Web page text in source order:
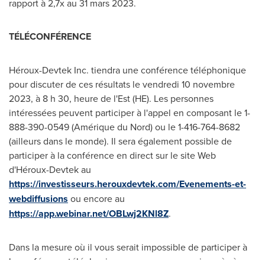
rapport à 2,7x au 31 mars 2023.
TÉLÉCONFÉRENCE
Héroux-Devtek Inc. tiendra une conférence téléphonique
pour discuter de ces résultats le vendredi 10 novembre
2023, à 8 h 30, heure de l'Est (HE). Les personnes
intéressées peuvent participer à l'appel en composant le 1-
888-390-0549 (Amérique du Nord) ou le 1-416-764-8682
(ailleurs dans le monde). Il sera également possible de
participer à la conférence en direct sur le site Web
d'Héroux-Devtek au
https://investisseurs.herouxdevtek.com/Evenements-et-
webdiffusions ou encore au
https://app.webinar.net/OBLwj2KNl8Z.
Dans la mesure où il vous serait impossible de participer à